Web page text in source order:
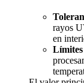
rayos
en